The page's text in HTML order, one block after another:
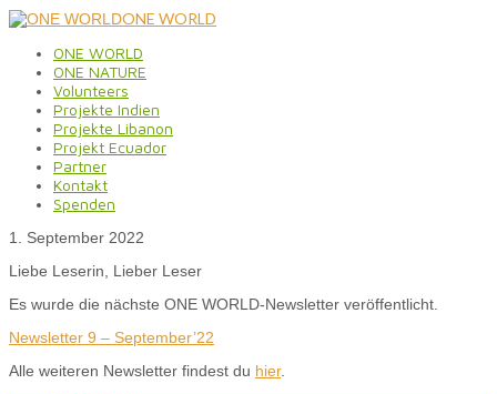
ONE WORLD
ONE WORLD
ONE NATURE
Volunteers
Projekte Indien
Projekte Libanon
Projekt Ecuador
Partner
Kontakt
Spenden
1. September 2022
Liebe Leserin, Lieber Leser
Es wurde die nächste ONE WORLD-Newsletter veröffentlicht.
Newsletter 9 – September’22
Alle weiteren Newsletter findest du hier.